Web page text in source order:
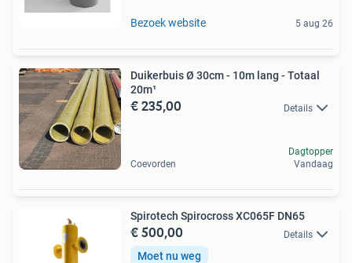
Bezoek website 5 aug 26
Duikerbuis Ø 30cm - 10m lang - Totaal
20m¹
€ 235,00 Details
Coevorden
Dagtopper
Vandaag
Spirotech Spirocross XC065F DN65
€ 500,00 Details
Moet nu weg